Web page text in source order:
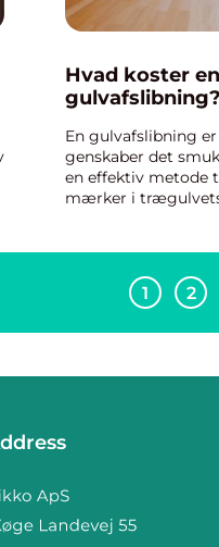
Hvad koster
gulvafslibning?
En gulvafslibning
genskaber det
en effektiv metode
mærker i
1 2